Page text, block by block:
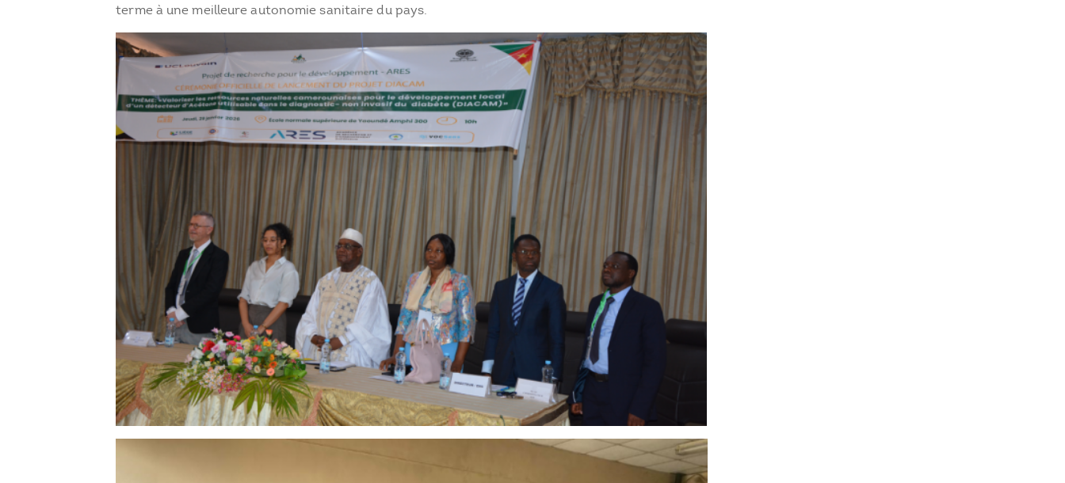
terme à une meilleure autonomie sanitaire du pays.